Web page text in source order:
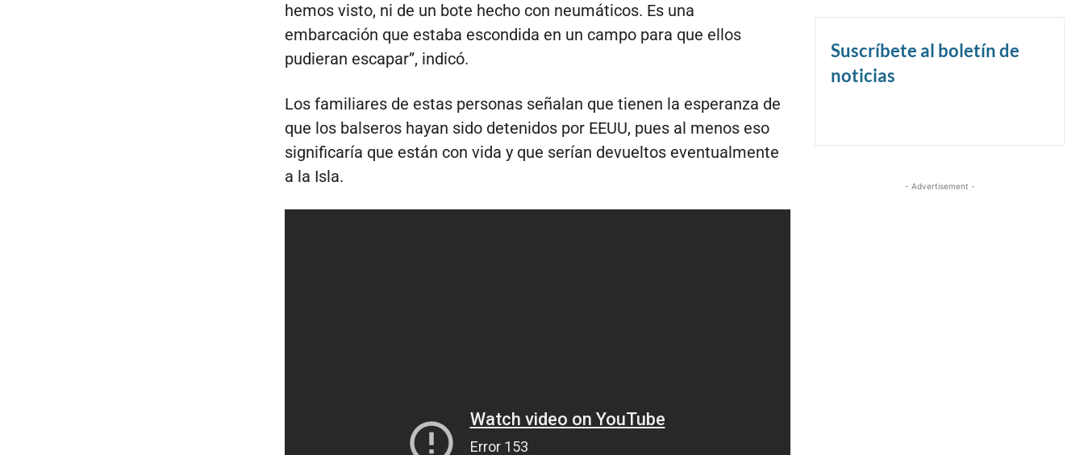
hemos visto, ni de un bote hecho con neumáticos. Es una
embarcación que estaba escondida en un campo para que ellos
pudieran escapar”, indicó.
Los familiares de estas personas señalan que tienen la esperanza de
que los balseros hayan sido detenidos por EEUU, pues al menos eso
significaría que están con vida y que serían devueltos eventualmente
a la Isla.
Suscríbete al boletín de
noticias
- Advertisement -